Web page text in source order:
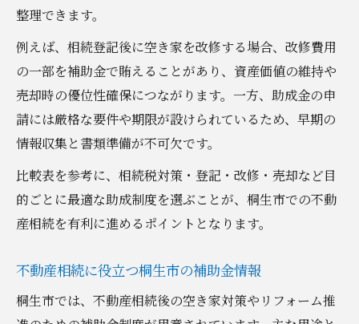
整理できます。
例えば、相続登記後に空き家を改修する場合、改修費用
の一部を補助金で賄えることがあり、資産価値の維持や
売却時の優位性確保につながります。一方、助成金の申
請には厳格な要件や期限が設けられているため、早期の
情報収集と書類準備が不可欠です。
比較表を参考に、相続税対策・登記・改修・売却など目
的ごとに最適な助成制度を選ぶことが、桐生市での不動
産相続を有利に進めるポイントとなります。
不動産相続に役立つ桐生市の補助金情報
桐生市では、不動産相続後の空き家対策やリフォーム推